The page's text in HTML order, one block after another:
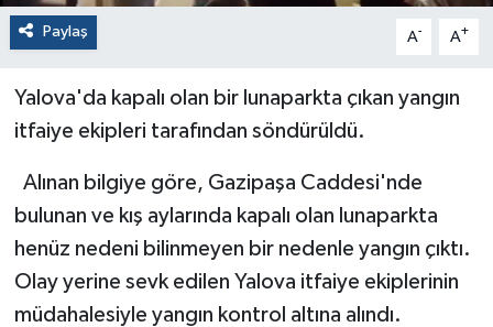
Paylaş A- A+
Yalova'da kapalı olan bir lunaparkta çıkan yangın
itfaiye ekipleri tarafından söndürüldü.
Alınan bilgiye göre, Gazipaşa Caddesi'nde
bulunan ve kış aylarında kapalı olan lunaparkta
henüz nedeni bilinmeyen bir nedenle yangın çıktı.
Olay yerine sevk edilen Yalova itfaiye ekiplerinin
müdahalesiyle yangın kontrol altına alındı.